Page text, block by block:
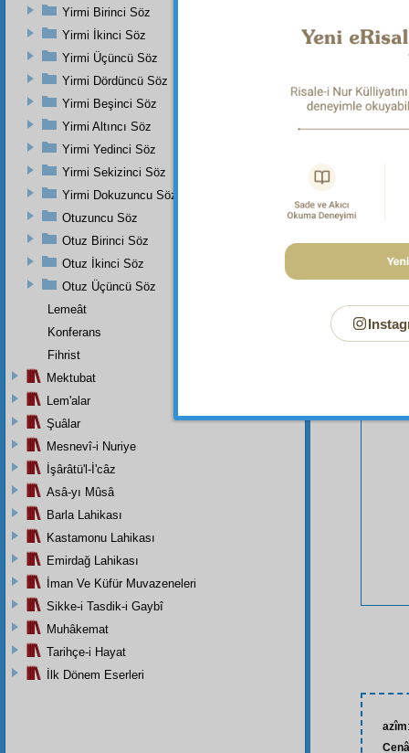
azîm
Yirmi Birinci Söz
Yirmi İkinci Söz
Yirmi Üçüncü Söz
Yirmi Dördüncü Söz
Yirmi Beşinci Söz
Yirmi Altıncı Söz
Yirmi Yedinci Söz
Yirmi Sekizinci Söz
Yirmi Dokuzuncu Söz
Otuzuncu Söz
Otuz Birinci Söz
Otuz İkinci Söz
Otuz Üçüncü Söz
Lemeât
Konferans
Fihrist
Mektubat
Lem'alar
Şuâlar
Mesnevî-i Nuriye
İşârâtü'l-İ'câz
Asâ-yı Mûsâ
Barla Lahikası
Kastamonu Lahikası
Emirdağ Lahikası
İman Ve Küfür Muvazeneleri
Sikke-i Tasdik-i Gaybî
Muhâkemat
Tarihçe-i Hayat
İlk Dönem Eserleri